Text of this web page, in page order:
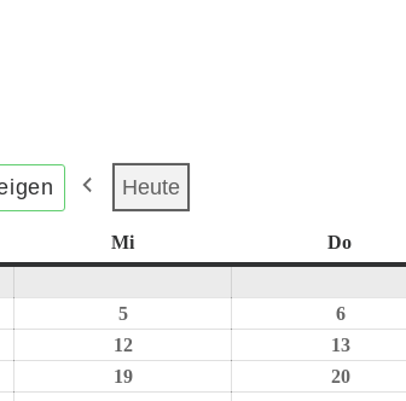
Heute
Mi Do
5 6
12 13
19 20